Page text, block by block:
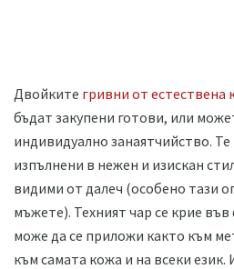
Двойките гривни от естествена
бъдат закупени готови, или
индивидуално занаятчийство.
изпълнени в нежен и изискан
видими от далеч (особено тази
мъжете). Техният чар се крие
може да се приложи както към
към самата кожа и на всеки език.